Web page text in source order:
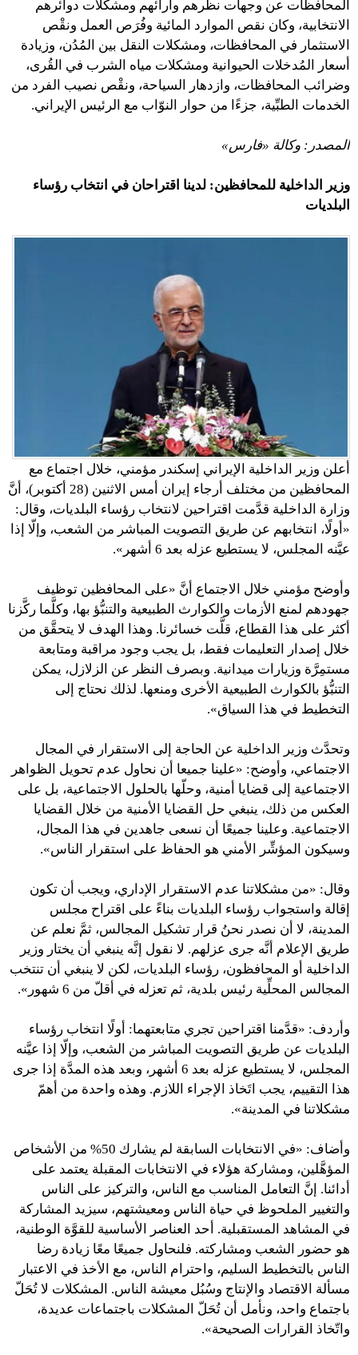
المحافظات عن وجهات نظرهم وآرائهم ومشكلات دوائرهم
الانتخابية، وكان نقص الموارد المائية وفُرَص العمل ونقْص
الاستثمار في المحافظات، ومشكلات النقل بين المُدُن، وزيادة
أسعار المُدخلات الحيوانية ومشكلات مياه الشرب في القُرى،
وضرائب المحافظات، وازدهار السياحة، ونقْص نصيب الفرد من
الخدمات الطبِّية، جزءًا من حوار النوّاب مع الرئيس الإيراني.
المصدر: وكالة «فارس»
وزير الداخلية للمحافظين: لدينا اقتراحان في انتخاب رؤساء
البلديات
أعلن وزير الداخلية الإيراني إسكندر مؤمني، خلال اجتماع مع
المحافظين من مختلف أرجاء إيران أمس الاثنين (28 أكتوبر)، أنَّ
وزارة الداخلية قدَّمت اقتراحين لانتخاب رؤساء البلديات، وقال:
«أولًا، انتخابهم عن طريق التصويت المباشر من الشعب، وإلّا إذا
عيَّنه المجلس، لا يستطيع عزله بعد 6 أشهر».
وأوضح مؤمني خلال الاجتماع أنَّ «على المحافظين توظيف
جهودهم لمنع الأزمات والكوارث الطبيعية والتنبُّؤ بها، وكلَّما ركَّزنا
أكثر على هذا القطاع، قلَّت خسائرنا. وهذا الهدف لا يتحقَّق من
خلال إصدار التعليمات فقط، بل يجب وجود مراقبة ومتابعة
مستمِرَّة وزيارات ميدانية. وبصرف النظر عن الزلازل، يمكن
التنبُّؤ بالكوارث الطبيعية الأخرى ومنعها. لذلك نحتاج إلى
التخطيط في هذا السياق».
وتحدَّث وزير الداخلية عن الحاجة إلى الاستقرار في المجال
الاجتماعي، وأوضح: «علينا جميعا أن نحاول عدم تحويل الظواهر
الاجتماعية إلى قضايا أمنية، وحلّها بالحلول الاجتماعية، بل على
العكس من ذلك، ينبغي حل القضايا الأمنية من خلال القضايا
الاجتماعية. وعلينا جميعًا أن نسعى جاهدين في هذا المجال،
وسيكون المؤشِّر الأمني ​​هو الحفاظ على استقرار الناس».
وقال: «من مشكلاتنا عدم الاستقرار الإداري، ويجب أن تكون
إقالة واستجواب رؤساء البلديات بناءً على اقتراح مجلس
المدينة، لا أن نصدر نحنُ قرار تشكيل المجالس، ثمَّ نعلم عن
طريق الإعلام أنَّه جرى عزلهم. لا نقول إنَّه ينبغي أن يختار وزير
الداخلية أو المحافظون، رؤساء البلديات، لكن لا ينبغي أن تنتخب
المجالس المحلِّية رئيس بلدية، ثم تعزله في أقلّ من 6 شهور».
وأردف: «قدَّمنا ​​اقتراحين تجري متابعتهما: أولًا انتخاب رؤساء
البلديات عن طريق التصويت المباشر من الشعب، وإلّا إذا عيَّنه
المجلس، لا يستطيع عزله بعد 6 أشهر، وبعد هذه المدَّة إذا جرى
هذا التقييم، يجب اتَخاذ الإجراء اللازم. وهذه واحدة من أهمّ
مشكلاتنا في المدينة».
وأضاف: «في الانتخابات السابقة لم يشارك 50% من الأشخاص
المؤهَّلين، ومشاركة هؤلاء في الانتخابات المقبلة يعتمد على
أدائنا. إنَّ التعامل المناسب مع الناس، والتركيز على الناس
والتغيير الملحوظ في حياة الناس ومعيشتهم، سيزيد المشاركة
في المشاهد المستقبلية. أحد العناصر الأساسية للقوَّة الوطنية،
هو حضور الشعب ومشاركته. فلنحاول جميعًا معًا زيادة رضا
الناس بالتخطيط السليم، واحترام الناس، مع الأخذ في الاعتبار
مسألة الاقتصاد والإنتاج وسُبُل معيشة الناس. المشكلات لا تُحَلّ
باجتماع واحد، ونأمل أن تُحَلّ المشكلات باجتماعات عديدة،
واتّخاذ القرارات الصحيحة».